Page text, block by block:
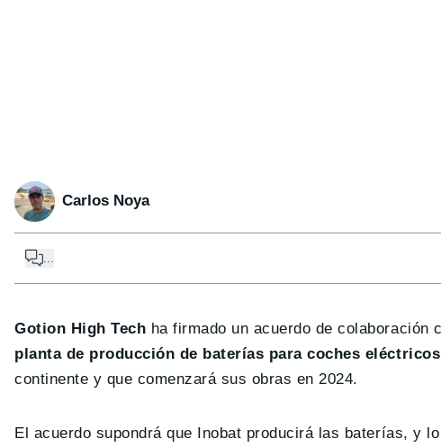
Carlos Noya
Gotion High Tech ha firmado un acuerdo de colaboración
planta de producción de baterías para coches
continente y que comenzará sus obras en 2024.
El acuerdo supondrá que Inobat producirá las baterías, y